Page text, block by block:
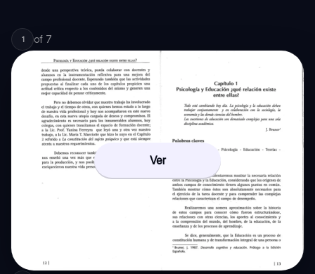
1 of 7
Ver